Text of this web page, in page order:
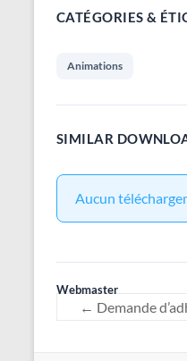
CATÉGORIES &
Animations
SIMILAR
Aucun
Webmaster
← Demande